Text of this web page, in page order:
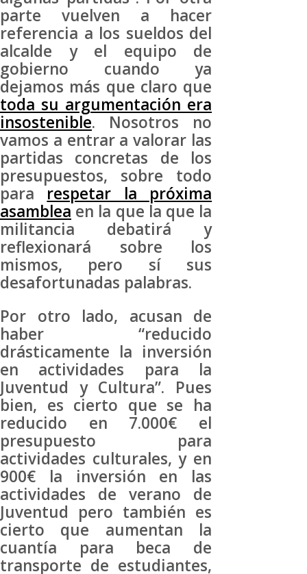
parte vuelven a hacer
referencia a los sueldos del
alcalde y el equipo de
gobierno cuando ya
dejamos más que claro que
toda su argumentación era
insostenible. Nosotros no
vamos a entrar a valorar las
partidas concretas de los
presupuestos, sobre todo
para respetar la próxima
asamblea en la que la que la
militancia debatirá y
reflexionará sobre los
mismos, pero sí sus
desafortunadas palabras.
Por otro lado, acusan de
haber “reducido
drásticamente la inversión
en actividades para la
Juventud y Cultura”. Pues
bien, es cierto que se ha
reducido en 7.000€ el
presupuesto para
actividades culturales, y en
900€ la inversión en las
actividades de verano de
Juventud pero también es
cierto que aumentan la
cuantía para beca de
transporte de estudiantes,